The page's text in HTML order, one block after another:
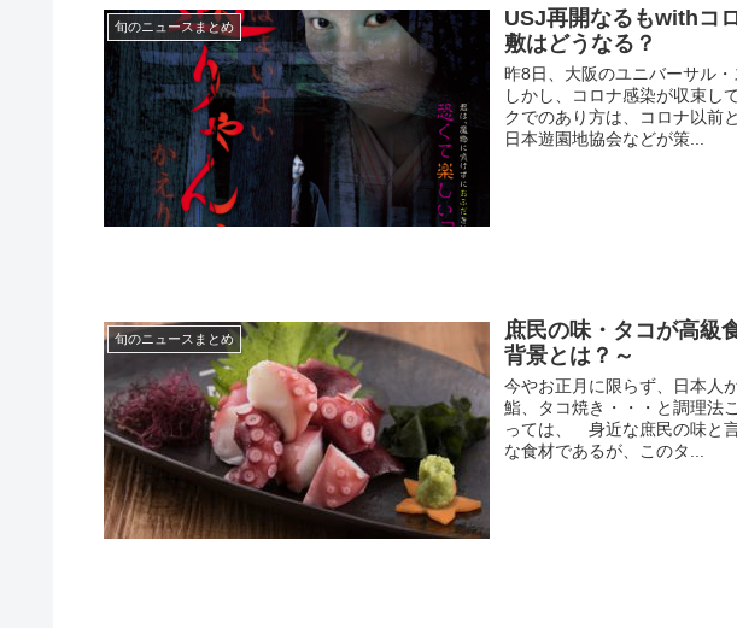
旬のニュースまとめ
USJ再開なるもwithコ
敷はどうなる？
昨8日、大阪のユニバーサル
しかし、コロナ感染が収束し
クでのあり方は、コロナ以前
日本遊園地協会などが策...
旬のニュースまとめ
庶民の味・タコが高級
背景とは？～
今やお正月に限らず、日本人
鮨、タコ焼き・・・と調理法
っては、 身近な庶民の味と
な食材であるが、このタ...